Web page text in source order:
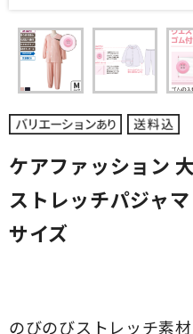
ケアファッション
ストレッチパジャ
サイズ
のびのびストレッチ素